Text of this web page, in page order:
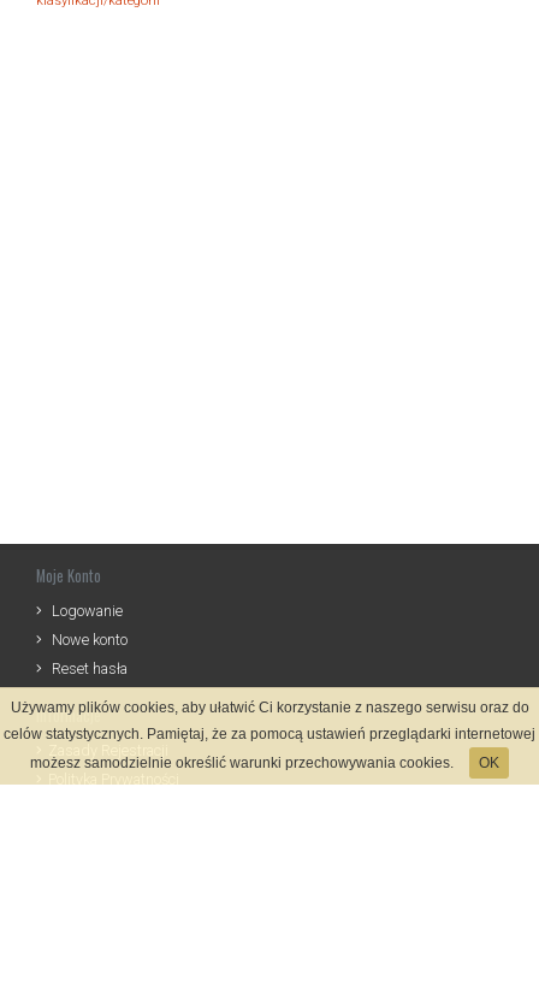
Moje Konto
Logowanie
Nowe konto
Reset hasła
Informacje
Używamy plików cookies, aby ułatwić Ci korzystanie z naszego serwisu oraz do
celów statystycznych. Pamiętaj, że za pomocą ustawień przeglądarki internetowej
możesz samodzielnie określić warunki przechowywania cookies.
OK